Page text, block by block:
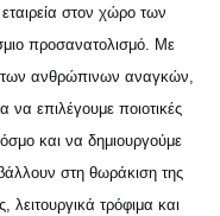
στον χώρο των
προσανατολισμό. Με
των ανθρώπινων αναγκών,
να επιλέγουμε ποιοτικές
και να δημιουργούμε
στη θωράκιση της
τρόφιμα και